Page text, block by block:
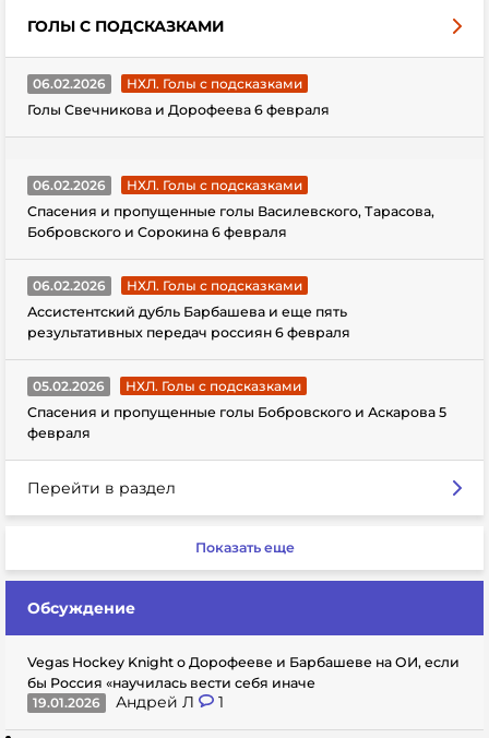
ГОЛЫ С ПОДСКАЗКАМИ
06.02.2026
НХЛ. Голы с подсказками
Голы Свечникова и Дорофеева 6 февраля
06.02.2026
НХЛ. Голы с подсказками
Спасения и пропущенные голы Василевского, Тарасова,
Бобровского и Сорокина 6 февраля
06.02.2026
НХЛ. Голы с подсказками
Ассистентский дубль Барбашева и еще пять
результативных передач россиян 6 февраля
05.02.2026
НХЛ. Голы с подсказками
Спасения и пропущенные голы Бобровского и Аскарова 5
февраля
Перейти в раздел
Показать еще
Обсуждение
Vegas Hockey Knight о Дорофееве и Барбашеве на ОИ, если
бы Россия «научилась вести себя иначе
19.01.2026
Андрей Л 1